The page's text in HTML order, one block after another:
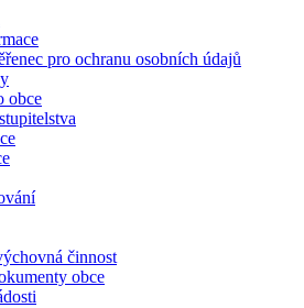
pro ochranu osobních údajů
obce
činnost
obce